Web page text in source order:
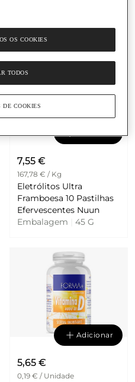
7,55 €
167,78 € / Kg
Eletrólitos Ultra
Framboesa 10 Pastilhas
Efervescentes Nuun
Embalagem
45 G
Adicionar
5,65 €
0,19 € / Unidade
TODOS
OS COOKIES
DE COOKIES